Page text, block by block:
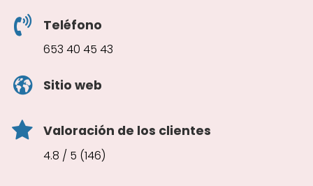
Teléfono
653 40 45 43
Sitio web
Valoración de los clientes
4.8 / 5 (146)